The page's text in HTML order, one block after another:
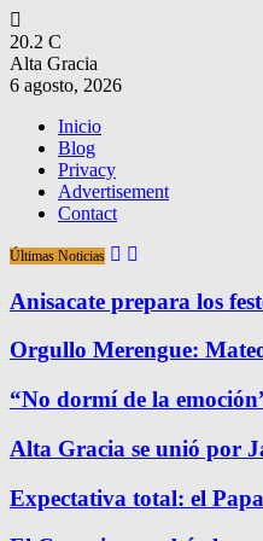
20.2 C
Alta Gracia
6 agosto, 2026
Inicio
Blog
Privacy
Advertisement
Contact
Últimas Noticias
Anisacate prepara los
Orgullo Merengue:
“No dormí de la
Alta Gracia se unió por
Expectativa total: el